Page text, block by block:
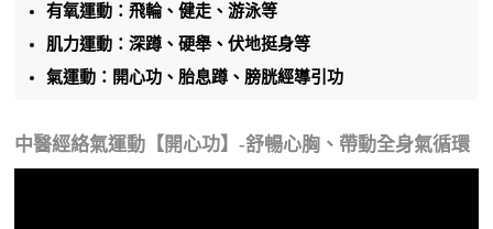
有氧運動：飛輪、健走、游泳等
肌力運動：深蹲、硬舉、伏地挺身等
氣運動：開心功、胎息蹲、膀胱經導引功
中醫經絡氣運動【開心功】-舒暢心胸、帶動全身氣循環